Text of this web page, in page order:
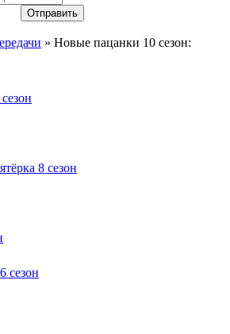
Отправить
» Новые пацанки 10 сезон:
8 сезон
сезон